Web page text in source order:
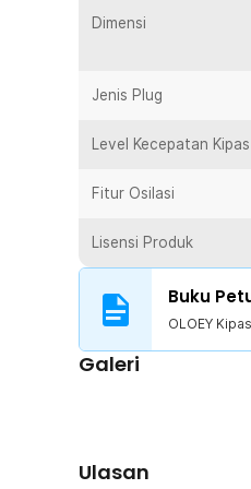
Terbuat dari material
kipas tetap kokoh
Rincian yang Anda
Dimensi
Jenis Plug
Level Kecepatan Kipas
Fitur Osilasi
Lisensi Produk
Buku
OLOEY
Galeri
Ulasan